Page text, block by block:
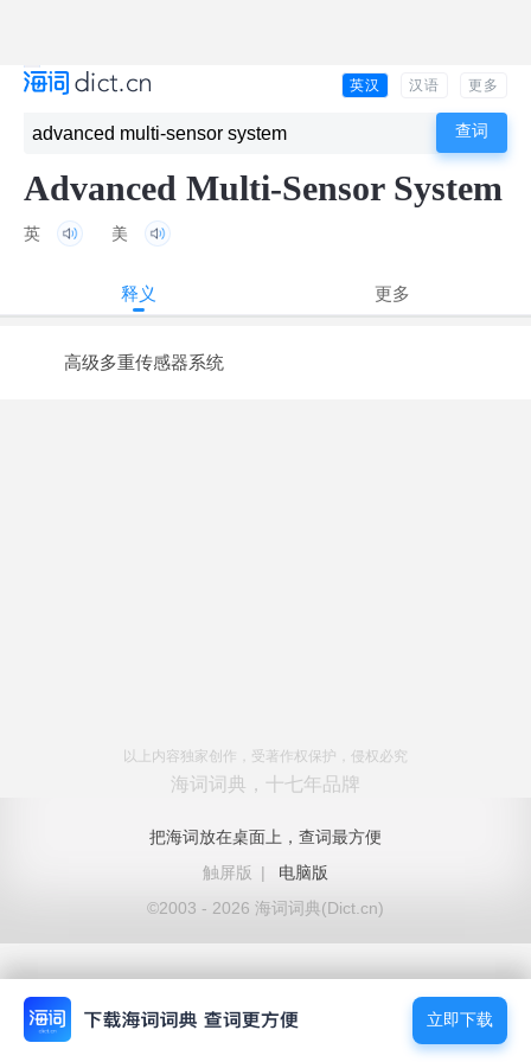
英汉 汉语 更多
Advanced Multi-Sensor System
英 美
释义 更多
高级多重传感器系统
以上内容独家创作，受著作权保护，侵权必究
海词词典，十七年品牌
把海词放在桌面上，查词最方便
触屏版
|
电脑版
©2003 - 2026 海词词典(Dict.cn)
立即下载
立即下载